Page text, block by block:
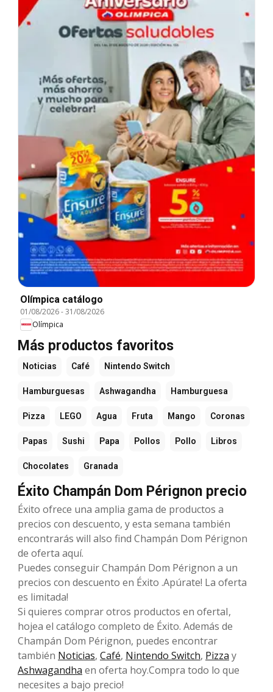
Olímpica catálogo
01/08/2026-31/08/2026
Olímpica
Más productos favoritos
Noticias Café Nintendo Switch
Hamburguesas Ashwagandha Hamburguesa
Pizza LEGO Agua Fruta Mango Coronas
Papas Sushi Papa Pollos Pollo Libros
Chocolates Granada
Éxito Champán Dom Pérignon precio
Éxito ofrece una amplia gama de productos a
precios con descuento, y esta semana también
encontrarás will also find Champán Dom Pérignon
de oferta aquí.
Puedes conseguir Champán Dom Pérignon a un
precios con descuento en Éxito .Apúrate! La oferta
es limitada!
Si quieres comprar otros productos en ofertaI,
hojea el catálogo completo de Éxito. Además de
Champán Dom Pérignon, puedes encontrar
también Noticias, Café, Nintendo Switch, Pizza y
Ashwagandha en oferta hoy.Compra todo lo que
necesites a bajo precio!